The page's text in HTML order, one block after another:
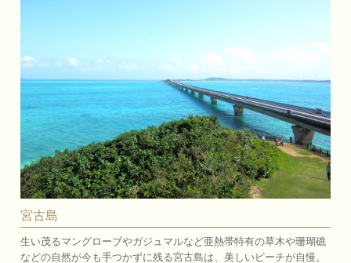
宮古島
生い茂るマングローブやガジュマルなど亜熱帯特有の草木や珊瑚礁
などの自然が今も手つかずに残る宮古島は、美しいビーチが自慢。